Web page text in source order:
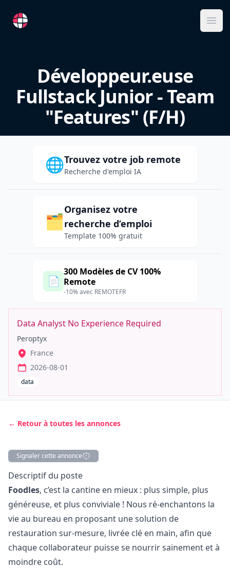
RemoteFR
Développeur.euse
Fullstack Junior - Team
"Features" (F/H)
🌐Trouvez votre job remote
Recherche d'emploi IA
🗂️
Organisez votre
recherche d’emploi
Template 100% gratuit
📄
300 Modèles de CV 100%
Remote
-10% avec REMOTEFR
Data Analyst No Experience Required
Peroptyx
France
2026-08-01
data
← Retour à toutes les annonces
Signaler cette annonce
Description
Descriptif du poste
Foodles, c’est la cantine en mieux : plus simple, plus
généreuse, et plus conviviale ! Nous ré-enchantons la
vie au bureau en proposant une solution de
restauration sur-mesure, livrée clé en main, afin que
chaque collaborateur puisse se nourrir sainement et à
moindre coût.